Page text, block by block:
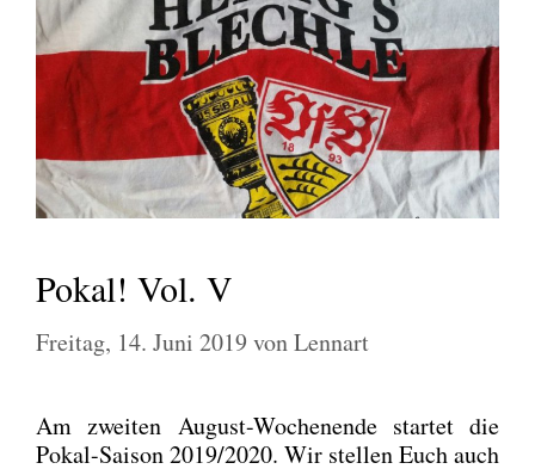
Pokal! Vol. V
Freitag, 14. Juni 2019 vonLennart
Am zwei­ten August-Wochen­en­de star­tet die
Pokal-Sai­son 2019/2020. Wir stel­len Euch auch